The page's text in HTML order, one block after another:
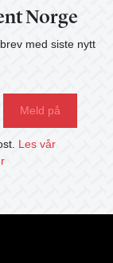
Norge
med siste nytt
Les vår